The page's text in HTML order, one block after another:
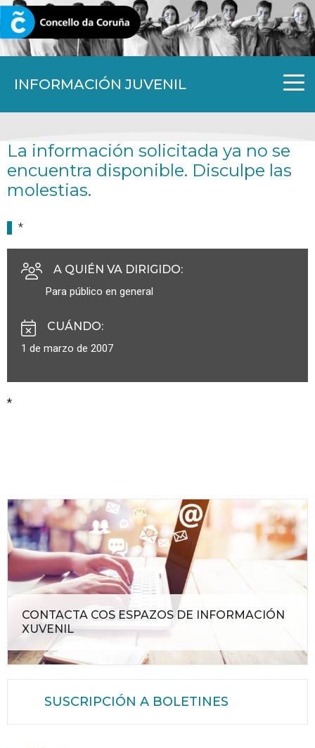
INFORMACIÓN JUVENIL
CORUNA.GAL
La información solicitada ya no se
encuentra disponible. Disculpe las
molestias.
*
A QUIÉN VA DIRIGIDO:
Para público en general
CUÁNDO:
1 de marzo de 2007
*
CONTACTA COS ESPAZOS DE INFORMACIÓN
XUVENIL
SUSCRIPCIÓN A BOLETINES